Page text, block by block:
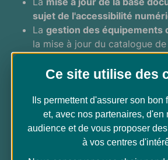
sujet de l'accessibilité
La gestion des équipements
la mise à jour du catalogue
correspondants Handicap
logiciels d'assistance ,
Lesupport technique et
Lacommunication en interne
Ce site utilise des
Ils permettent d'assurer son
et, avec nos partenaires, d'en
audience et de vous proposer
à vos centres